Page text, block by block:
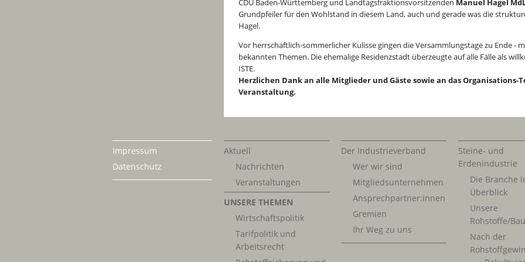
CDU Baden-Württemberg und Landtagsfraktionsvorsitzenden Manuel Hagel
Grundpfeiler für den Wohlstand in diesem Land, auch und gerade was die
Hagel.
Vor herrschaftlich-sommerlicher Kulisse gingen die Versammlungstage zu Ende -
bekannten Themen. Die ehemalige Residenzstadt überzeugte auf alle Fälle als
ISTE.
Herzlichen Dank an alle Mitglieder und Gäste sowie an das Organisations-
Veranstaltung.
Impressum
Datenschutz
Aktuell
Nachrichten
Veranstaltungen
UNSERE THEMEN
Wirtschaftspolitik
Tarifpolitik und
Arbeitsrecht
Der Industrieverband
Wer wir sind
Mitgliedsunternehmen
Ansprechpartner:innen
Gremien
Ihr Weg zu uns
Steine- und
Erdenindustrie
Die Branche
Überblick
Unsere
Rohstoffe/
Nach der